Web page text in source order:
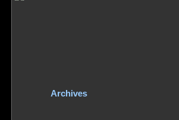
Archives